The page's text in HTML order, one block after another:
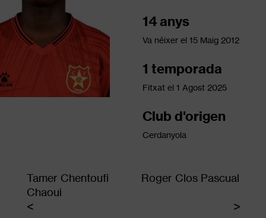
14 anys
Va néixer el 15 Maig 2012
1 temporada
Fitxat el 1 Agost 2025
Club d'origen
Cerdanyola
Tamer Chentoufi
Chaoui
Roger Clos Pascual